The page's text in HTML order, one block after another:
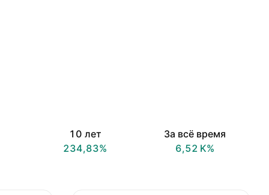
10 лет
234,83%
За всё время
‪6,52 K‬%